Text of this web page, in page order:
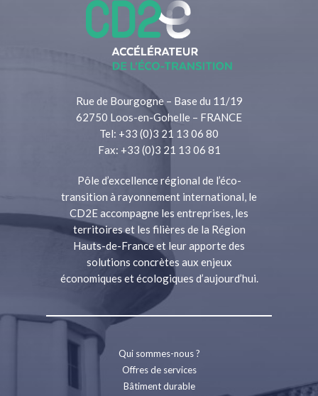
Rue de Bourgogne – Base du 11/19
62750 Loos-en-Gohelle – FRANCE
Tel: +33 (0)3 21 13 06 80
Fax: +33 (0)3 21 13 06 81
Pôle d’excellence régional de l’éco-
transition à rayonnement international, le
CD2E accompagne les entreprises, les
territoires et les filières de la Région
Hauts-de-France et leur apporte des
solutions concrètes aux enjeux
économiques et écologiques d’aujourd’hui.
Qui sommes-nous ?
Offres de services
Bâtiment durable